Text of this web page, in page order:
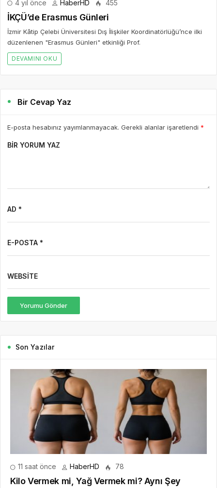
4 yıl önce HaberHD 455
İKÇÜ’de Erasmus Günleri
İzmir Kâtip Çelebi Üniversitesi Dış İlişkiler Koordinatörlüğü’nce ilki
düzenlenen "Erasmus Günleri" etkinliği Prof.
DEVAMINI OKU
Bir Cevap Yaz
E-posta hesabınız yayımlanmayacak. Gerekli alanlar işaretlendi *
BIR YORUM YAZ
AD *
E-POSTA *
WEBSITE
Yorumu Gönder
Son Yazılar
11 saat önce HaberHD 78
Kilo Vermek mi, Yağ Vermek mi? Aynı Şey